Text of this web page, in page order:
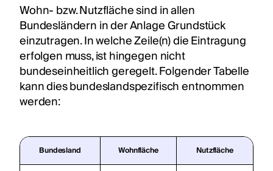
Wohn- bzw. Nutzfläche sind in allen
Bundesländern in der Anlage Grundstück
einzutragen. In welche Zeile(n) die Eintragung
erfolgen muss, ist hingegen nicht
bundeseinheitlich geregelt. Folgender Tabelle
kann dies bundeslandspezifisch entnommen
werden:
Bundesland Wohnfläche Nutzfläche